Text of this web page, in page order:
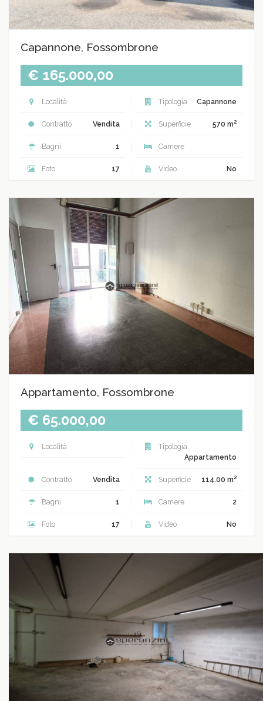
Capannone, Fossombrone
€ 165.000,00
Località Tipologia Capannone
Contratto Vendita Superficie 570 m2
Bagni 1 Camere
Foto 17 Video No
Appartamento, Fossombrone
€ 65.000,00
Località
Tipologia
Appartamento
Contratto Vendita Superficie 114.00 m2
Bagni 1 Camere 2
Foto 17 Video No